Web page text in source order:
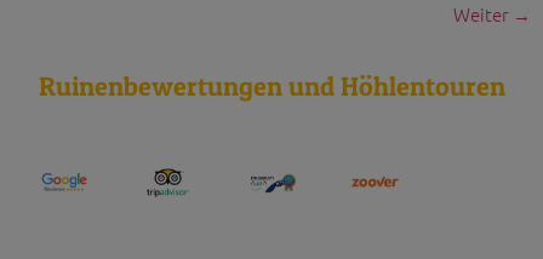
Weiter →
Ruinenbewertungen und Höhlentouren